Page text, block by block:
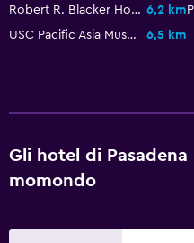
Robert R. Blacker House 6,2 km
USC Pacific Asia Museum
6,5 km
Gli hotel di
momondo